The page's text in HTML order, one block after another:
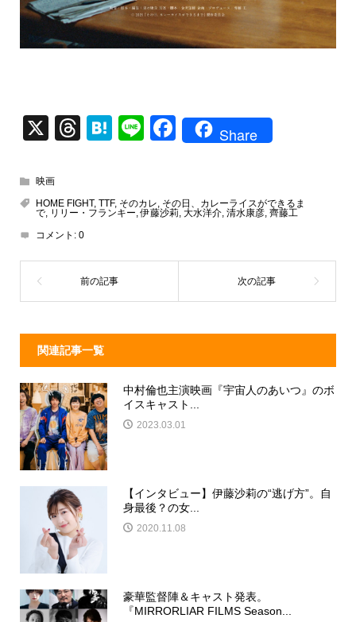
X
T
a
d
s
H
n
Li
F
e
o
k
Share
映画
HOME FIGHT, TTF, そのカレ, その日、カレーライスができるま
で, リリー・フランキー,伊藤沙莉, 大水洋介, 清水康彦, 齊藤工
コメント: 0
関連記事一覧
中村倫也主演映画『宇宙人のあいつ』のボ
イスキャスト...
2023.03.01
【インタビュー】伊藤沙莉の“逃げ方”。自
身最後？の女...
2020.11.08
豪華監督陣＆キャスト発表。
『MIRRORLIAR FILMS Season...